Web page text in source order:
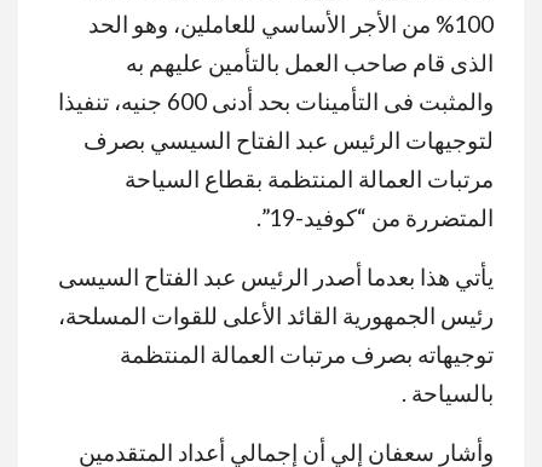
100% من الأجر الأساسي للعاملين، وهو الحد
الذى قام صاحب العمل بالتأمين عليهم به
والمثبت فى التأمينات بحد أدنى 600 جنيه، تنفيذا
لتوجيهات الرئيس عبد الفتاح السيسي بصرف
مرتبات العمالة المنتظمة بقطاع السياحة
المتضررة من “كوفيد-19”.
يأتي هذا بعدما أصدر الرئيس عبد الفتاح السيسى
رئيس الجمهورية القائد الأعلى للقوات المسلحة،
توجيهاته بصرف مرتبات العمالة المنتظمة
بالسياحة .
وأشار سعفان إلي أن إجمالي أعداد المتقدمين